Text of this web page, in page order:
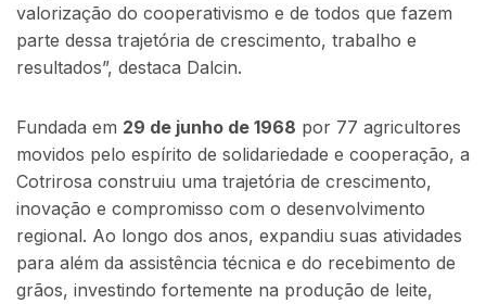
valorização do cooperativismo e de todos que fazem
parte dessa trajetória de crescimento, trabalho e
resultados”, destaca Dalcin.
Fundada em 29 de junho de 1968 por 77 agricultores
movidos pelo espírito de solidariedade e cooperação, a
Cotrirosa construiu uma trajetória de crescimento,
inovação e compromisso com o desenvolvimento
regional. Ao longo dos anos, expandiu suas atividades
para além da assistência técnica e do recebimento de
grãos, investindo fortemente na produção de leite,